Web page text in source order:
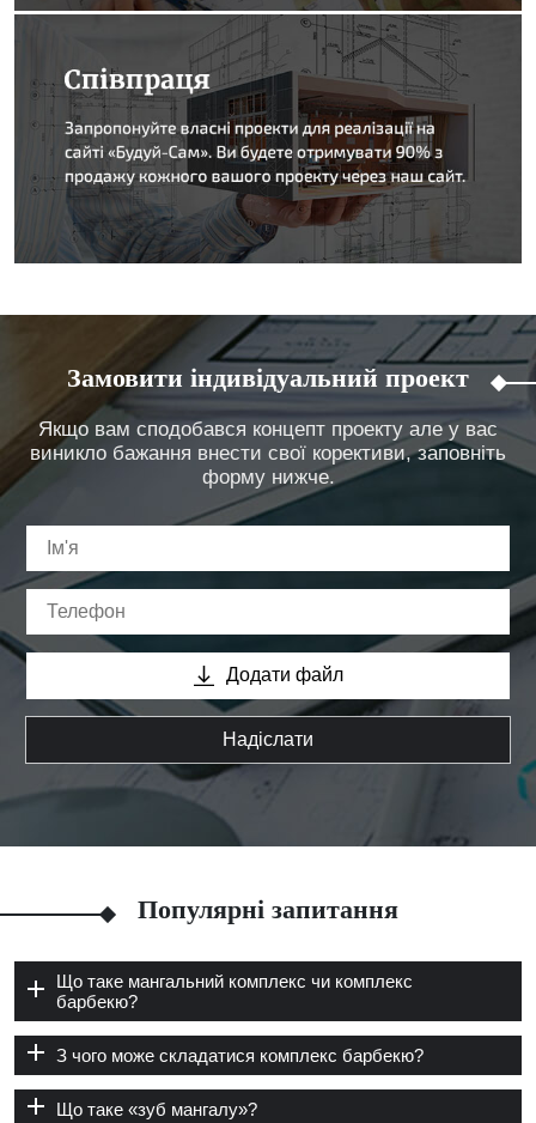
Замовити індивідуальний проект
Якщо вам сподобався концепт проекту але у вас
виникло бажання внести свої корективи, заповніть
форму нижче.
Додати файл
Надіслати
Популярні запитання
Що таке мангальний комплекс чи комплекс
барбекю?
З чого може складатися комплекс барбекю?
Що таке «зуб мангалу»?